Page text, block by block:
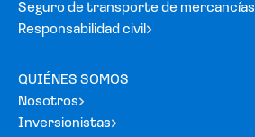
Seguro de transporte de mercancías
Responsabilidad civil
QUIÉNES SOMOS
Nosotros
Inversionistas